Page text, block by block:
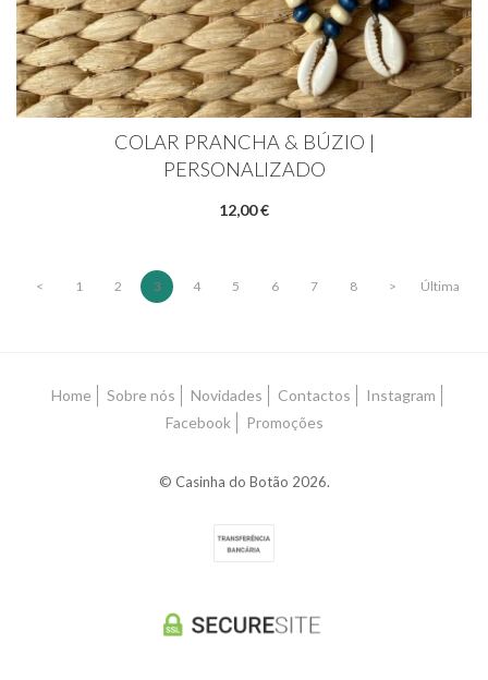
COLAR PRANCHA & BÚZIO |
PERSONALIZADO
12,00 €
< 1 2 3 4 5 6 7 8 > Última
Home Sobre nós Novidades Contactos
Instagram
Facebook
Promoções
© Casinha do Botão 2026.